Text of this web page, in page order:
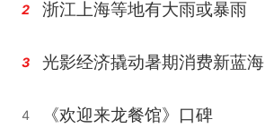
2 浙江上海等地有大雨或暴雨
3 光影经济撬动暑期消费新蓝海
4 《欢迎来龙餐馆》口碑